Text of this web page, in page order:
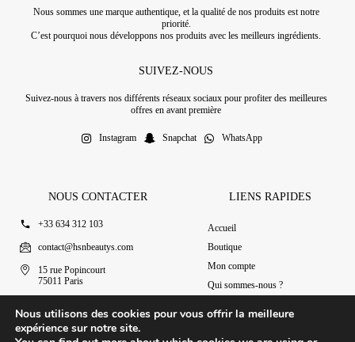
Nous sommes une marque authentique, et la qualité de nos produits est notre
priorité.
C’est pourquoi nous développons nos produits avec les meilleurs ingrédients.
SUIVEZ-NOUS
Suivez-nous à travers nos différents réseaux sociaux pour profiter des meilleures
offres en avant première
Instagram Snapchat WhatsApp
NOUS CONTACTER
+33 634 312 103
contact@hsnbeautys.com
15 rue Popincourt
75011 Paris
LIENS RAPIDES
Accueil
Boutique
Mon compte
Qui sommes-nous ?
Nous utilisons des cookies pour vous offrir la meilleure
expérience sur notre site.